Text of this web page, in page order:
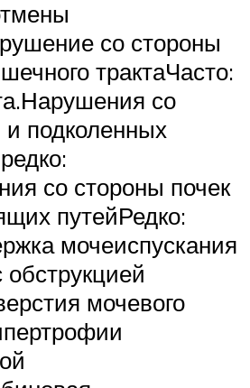
со стороны
трактаЧасто:
со
подколенных
со стороны почек
путейРедко:
мочеиспускания
мочевого